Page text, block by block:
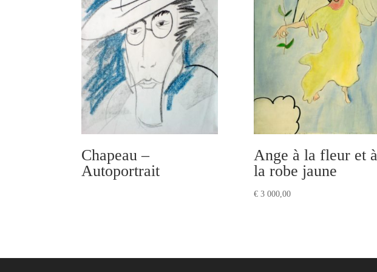
Chapeau –
Autoportrait
Ange à la fleur et à
la robe jaune
€3 000,00